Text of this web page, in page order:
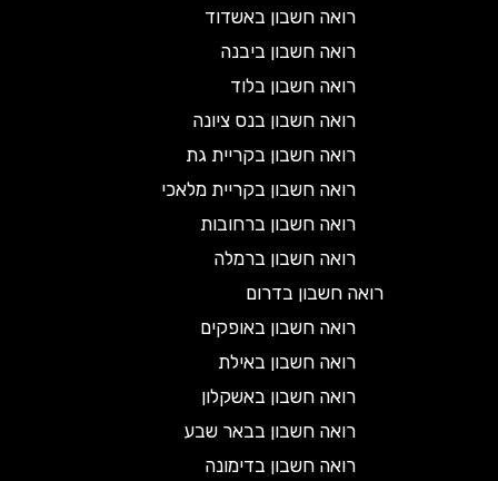
רואה חשבון באשדוד
רואה חשבון ביבנה
רואה חשבון בלוד
רואה חשבון בנס ציונה
רואה חשבון בקריית גת
רואה חשבון בקריית מלאכי
רואה חשבון ברחובות
רואה חשבון ברמלה
רואה חשבון בדרום
רואה חשבון באופקים
רואה חשבון באילת
רואה חשבון באשקלון
רואה חשבון בבאר שבע
רואה חשבון בדימונה